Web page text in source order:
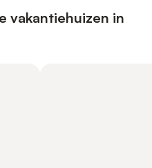
vakantiehuizen in